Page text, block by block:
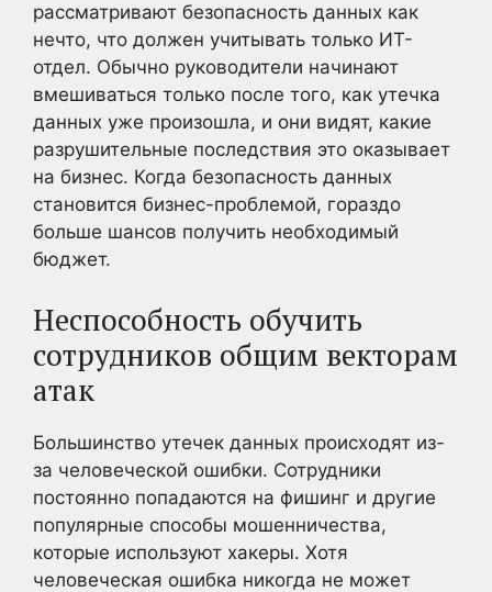
рассматривают безопасность данных как
нечто, что должен учитывать только ИТ-
отдел. Обычно руководители начинают
вмешиваться только после того, как утечка
данных уже произошла, и они видят, какие
разрушительные последствия это оказывает
на бизнес. Когда безопасность данных
становится бизнес-проблемой, гораздо
больше шансов получить необходимый
бюджет.
Неспособность обучить
сотрудников общим векторам
атак
Большинство утечек данных происходят из-
за человеческой ошибки. Сотрудники
постоянно попадаются на фишинг и другие
популярные способы мошенничества,
которые используют хакеры. Хотя
человеческая ошибка никогда не может